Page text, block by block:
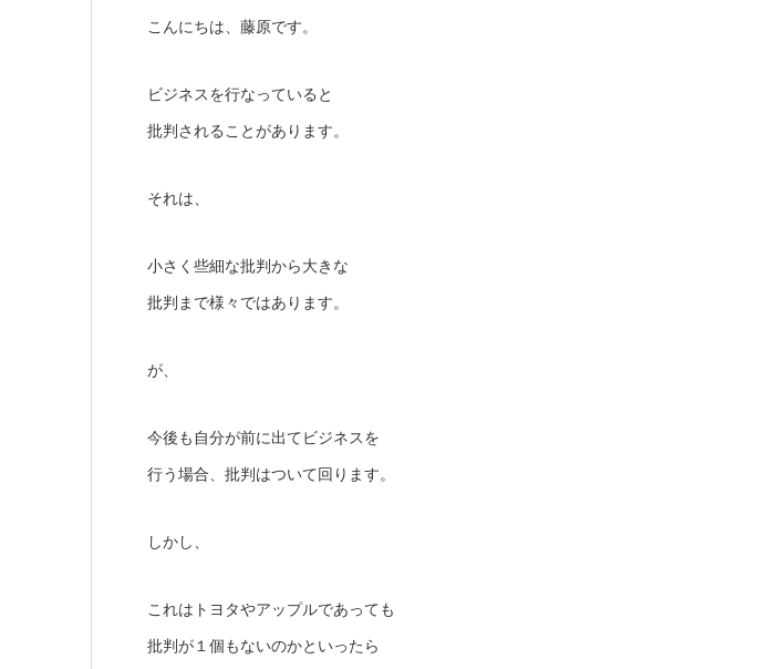
こんにちは、藤原です。
ビジネスを行なっていると
批判されることがあります。
それは、
小さく些細な批判から大きな
批判まで様々ではあります。
が、
今後も自分が前に出てビジネスを
行う場合、批判はついて回ります。
しかし、
これはトヨタやアップルであっても
批判が１個もないのかといったら